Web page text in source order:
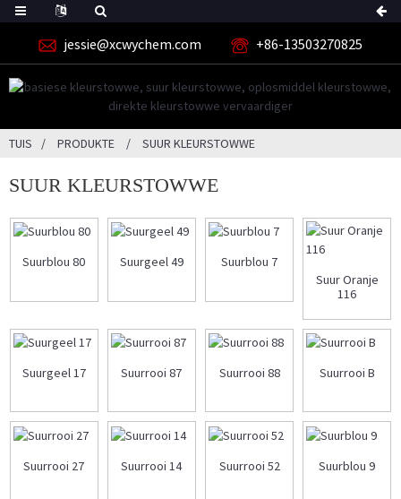
jessie@xcwychem.com +86-13503270825
TUIS PRODUKTE SUUR KLEURSTOWWE
SUUR KLEURSTOWWE
Suurblou 80 Suurgeel 49
Suurblou 7
Suur Oranje
116
Suurgeel 17 Suurrooi 87 Suurrooi 88 Suurrooi B
Suurrooi 27 Suurrooi 14 Suurrooi 52 Suurblou 9